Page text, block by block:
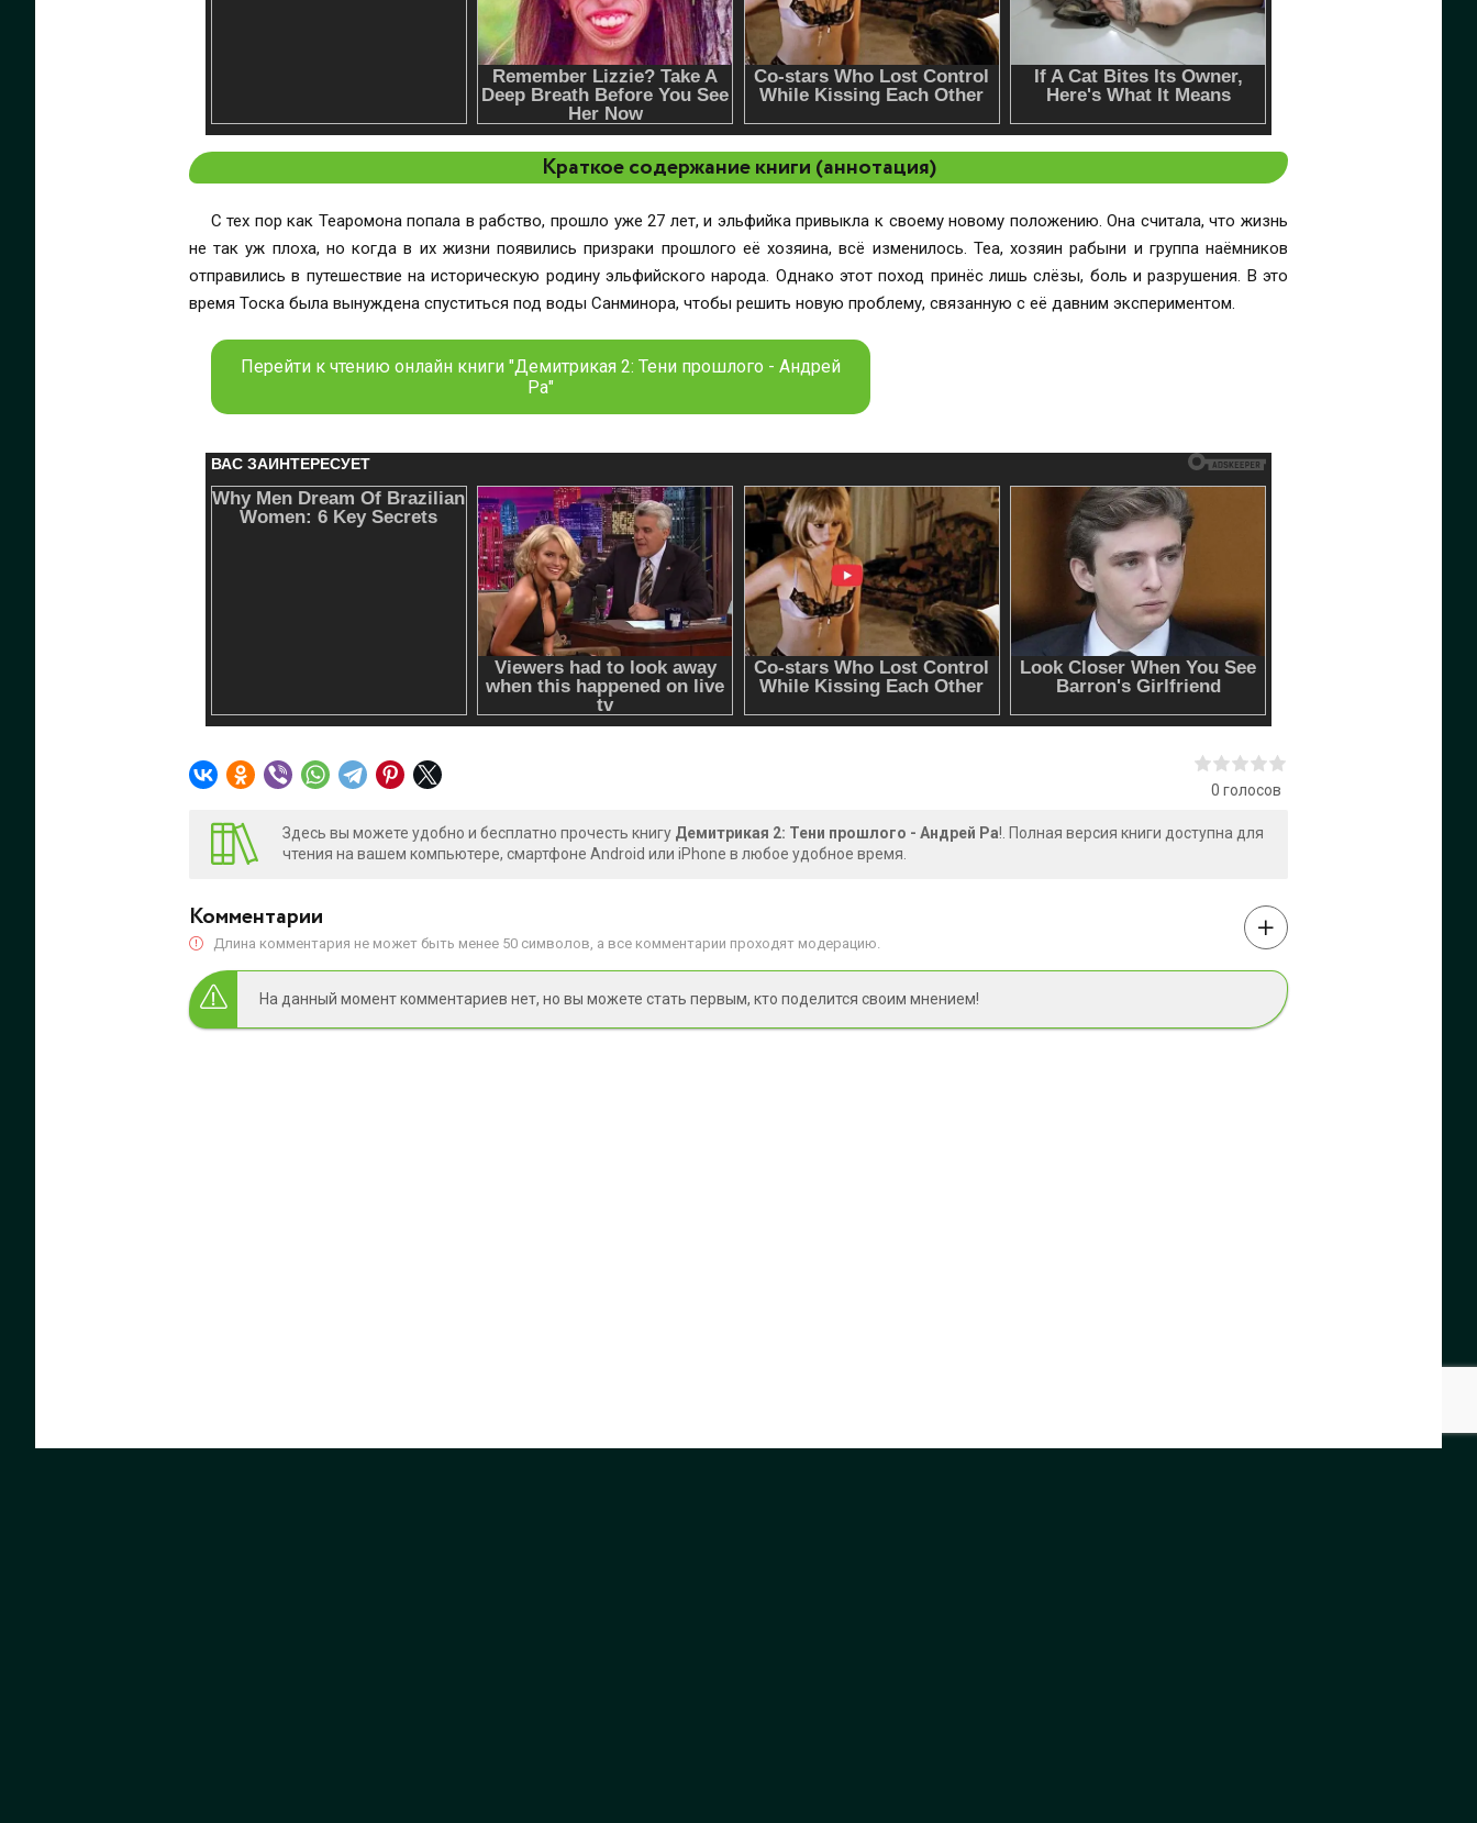
Краткое содержание книги (аннотация)
С тех пор как Теаромона попала в рабство, прошло уже 27 лет, и эльфийка привыкла к своему новому положению. Она считала, что жизнь
не так уж плоха, но когда в их жизни появились призраки прошлого её хозяина, всё изменилось. Теа, хозяин рабыни и группа наёмников
отправились в путешествие на историческую родину эльфийского народа. Однако этот поход принёс лишь слёзы, боль и разрушения. В это
время Тоска была вынуждена спуститься под воды Санминора, чтобы решить новую проблему, связанную с её давним экспериментом.
Перейти к чтению онлайн книги "Демитрикая 2: Тени прошлого - Андрей
Ра"
0 голосов
Здесь вы можете удобно и бесплатно прочесть книгу Демитрикая 2: Тени прошлого - Андрей Ра!. Полная версия книги доступна для
чтения на вашем компьютере, смартфоне Android или iPhone в любое удобное время.
Комментарии
Длина комментария не может быть менее 50 символов, а все комментарии проходят модерацию.
На данный момент комментариев нет, но вы можете стать первым, кто поделится своим мнением!